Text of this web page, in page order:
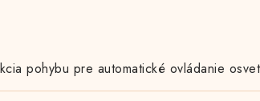
pohybu pre automatické ovládanie